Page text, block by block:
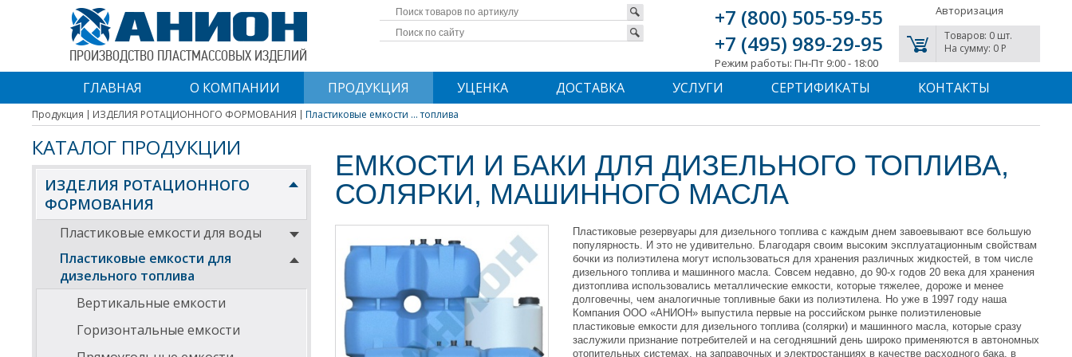
+7 (800) 505-59-55
+7 (495) 989-29-95
Режим работы: Пн-Пт 9:00 - 18:00
Авторизация
Товаров: 0 шт.
На сумму: 0 P
ПРОИЗВОДСТВО ПЛАСТМАССОВЫХ ИЗДЕЛИЙ
ГЛАВНАЯ О КОМПАНИИ ПРОДУКЦИЯ УЦЕНКА ДОСТАВКА УСЛУГИ СЕРТИФИКАТЫ КОНТАКТЫ
Продукция ИЗДЕЛИЯ РОТАЦИОННОГО ФОРМОВАНИЯ Пластиковые емкости ... топлива
КАТАЛОГ ПРОДУКЦИИ
ИЗДЕЛИЯ РОТАЦИОННОГО
ФОРМОВАНИЯ
Пластиковые емкости для воды
Пластиковые емкости для
дизельного топлива
Вертикальные емкости
Горизонтальные емкости
ЕМКОСТИ И БАКИ ДЛЯ ДИЗЕЛЬНОГО ТОПЛИВА,
СОЛЯРКИ, МАШИННОГО МАСЛА
Пластиковые резервуары для дизельного топлива с каждым днем завоевывают все большую
популярность. И это не удивительно. Благодаря своим высоким эксплуатационным свойствам
бочки из полиэтилена могут использоваться для хранения различных жидкостей, в том числе
дизельного топлива и машинного масла. Совсем недавно, до 90-х годов 20 века для хранения
дизтоплива использовались металлические емкости, которые тяжелее, дороже и менее
долговечны, чем аналогичные топливные баки из полиэтилена. Но уже в 1997 году наша
Компания ООО «АНИОН» выпустила первые на российском рынке полиэтиленовые
пластиковые емкости для дизельного топлива (солярки) и машинного масла, которые сразу
заслужили признание потребителей и на сегодняшний день широко применяются в автономных
отопительных системах, на заправочных и электростанциях в качестве расходного бака, в